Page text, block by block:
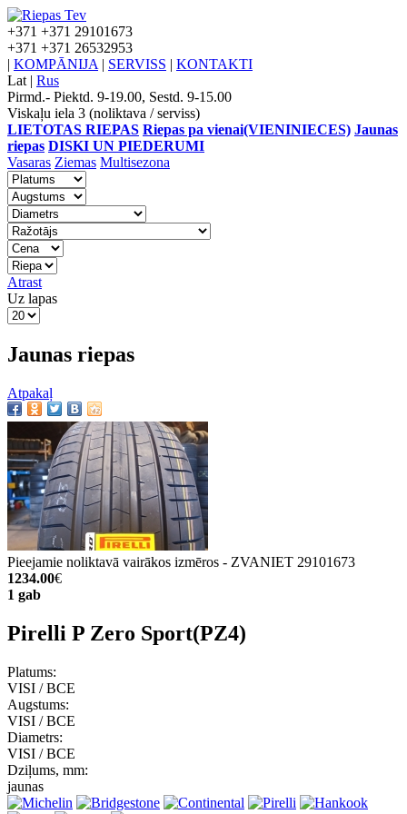
+371 +371 29101673
+371 +371 26532953
| KOMPĀNIJA | SERVISS | KONTAKTI
Lat | Rus
Pirmd.- Piektd. 9-19.00, Sestd. 9-15.00
Viskaļu iela 3 (noliktava / serviss)
LIETOTAS RIEPAS Riepas pa vienai(VIENINIECES) Jaunas
riepas DISKI UN PIEDERUMI
Vasaras Ziemas Multisezona
Atrast
Uz lapas
Jaunas riepas
Atpakaļ
Pieejamie noliktavā vairākos izmēros - ZVANIET 29101673
1234.00€
1 gab
Pirelli P Zero Sport(PZ4)
Platums:
VISI / ВСЕ
Augstums:
VISI / ВСЕ
Diametrs:
VISI / ВСЕ
Dziļums, mm:
jaunas